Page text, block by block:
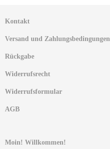
Kontakt
Versand und Zahlungsbedingungen
Rückgabe
Widerrufsrecht
Widerrufsformular
AGB
Moin! Willkommen!